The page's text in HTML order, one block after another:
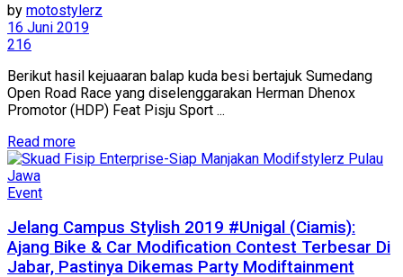
by motostylerz
16 Juni 2019
216
Berikut hasil kejuaaran balap kuda besi bertajuk Sumedang
Open Road Race yang diselenggarakan Herman Dhenox
Promotor (HDP) Feat Pisju Sport ...
Read more
Event
Jelang Campus Stylish 2019 #Unigal (Ciamis):
Ajang Bike & Car Modification Contest Terbesar Di
Jabar, Pastinya Dikemas Party Modiftainment